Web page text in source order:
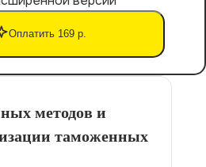
Оплатить 169 р.
методов и
таможенных